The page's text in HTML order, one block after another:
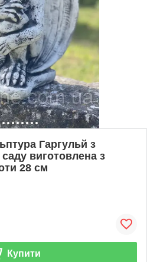
Гаргульй з
виготовлена ​​з
28 см
Купити